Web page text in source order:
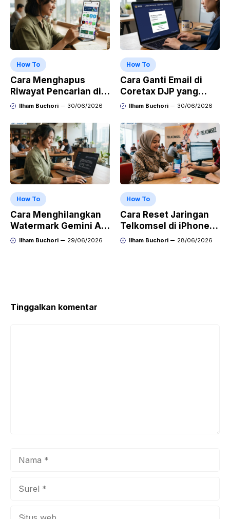
How To
Cara Menghapus
Riwayat Pencarian di
Play Store di HP
OPPO, dan Vivo
Ilham Buchori 30/06/2026
How To
Cara Ganti Email di
Coretax DJP yang
Sudah Tidak Aktif
Ilham Buchori 30/06/2026
How To
Cara Menghilangkan
Watermark Gemini AI
dengan Mudah Hasil
Ilham Buchori 29/06/2026
How To
Cara Reset Jaringan
Telkomsel di iPhone
agar Koneksi Stabil
Ilham Buchori 28/06/2026
Tinggalkan komentar